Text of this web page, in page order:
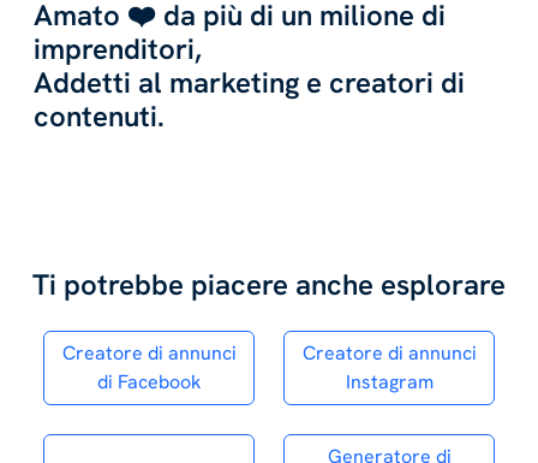
Amato ❤️ da più di un milione di
imprenditori,
Addetti al marketing e creatori di
contenuti.
Ti potrebbe piacere anche esplorare
Creatore di annunci
di Facebook
Creatore di annunci
Instagram
Generatore di